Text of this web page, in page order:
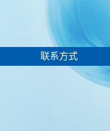
联系方式